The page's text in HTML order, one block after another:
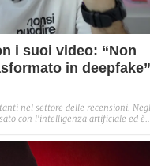
i suoi video: “Non
in deepfake”
nel settore delle recensioni.
con l'intelligenza artificiale ed è